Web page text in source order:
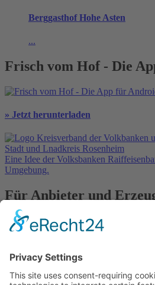
Berggasthof Hohe Asten
...
Frisch vom Hof - Die
» Jetzt herunterladen
Eine Idee der Volksbanken
Umgebung.
Für Anbieter und
» Ihre Werbung